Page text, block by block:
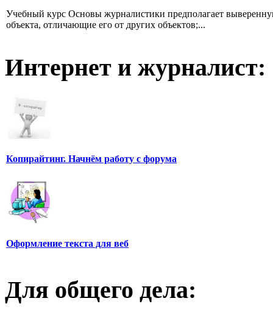
Учебный курс Основы журналистики предполагает
объекта, отличающие его от других объектов;...
Интернет и журналист:
Копирайтинг. Начнём работу с форума
Оформление текста для веб
Для общего дела: